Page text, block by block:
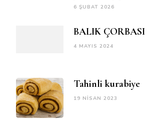
6 ŞUBAT 2026
BALIK ÇORBASI
4 MAYIS 2024
Tahinli kurabiye
19 NISAN 2023